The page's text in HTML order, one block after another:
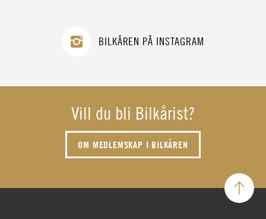
BILKÅREN PÅ INSTAGRAM
Vill du bli Bilkårist?
OM MEDLEMSKAP I BILKÅREN